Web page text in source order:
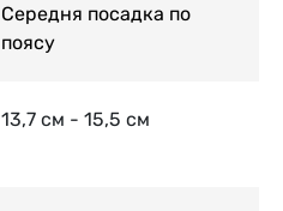
Середня посадка по
поясу
13,7 см - 15,5 см